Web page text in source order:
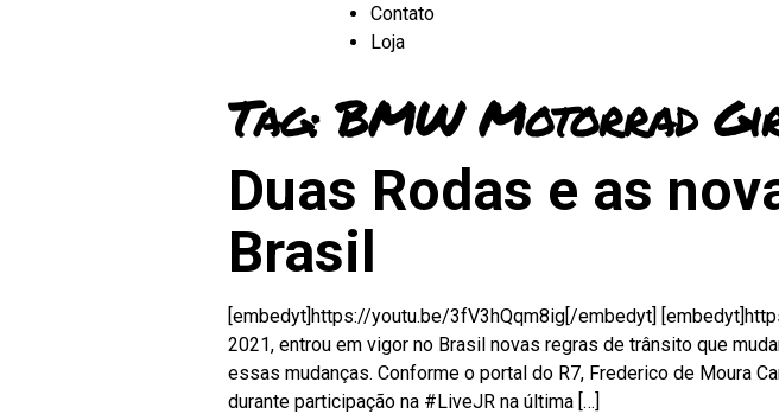
Contato
Loja
Tag:BMW Motorrad
Duas Rodas e as
Brasil
[embedyt]https://youtu.be/3fV3hQqm8ig[/embedyt]
2021, entrou em vigor no Brasil novas regras de trânsito que
essas mudanças. Conforme o portal do R7, Frederico de Moura
durante participação na #LiveJR na última […]